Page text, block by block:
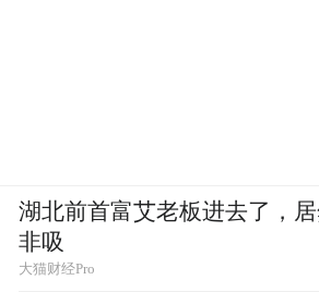
湖北前首富艾老板进去了，
非吸
大猫财经Pro